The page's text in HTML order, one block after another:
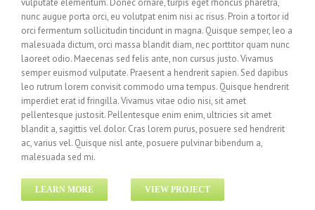
nunc augue porta orci, eu volutpat enim nisi ac risus. Proin a tortor id
orci fermentum sollicitudin tincidunt in magna. Quisque semper, leo a
malesuada dictum, orci massa blandit diam, nec porttitor quam nunc
laoreet odio. Maecenas sed felis ante, non cursus justo. Vivamus
semper euismod vulputate. Praesent a hendrerit sapien. Sed dapibus
leo rutrum lorem convisit commodo urna tempus. Quisque hendrerit
imperdiet erat id fringilla. Vivamus vitae odio nisi, sit amet
pellentesque justosit. Pellentesque enim enim, ultricies sit amet
blandit a, sagittis vel dolor. Cras lorem purus, posuere sed hendrerit
ac, varius vel. Quisque nisl ante, posuere pulvinar bibendum a,
malesuada sed mi.
LEARN MORE VIEW PROJECT